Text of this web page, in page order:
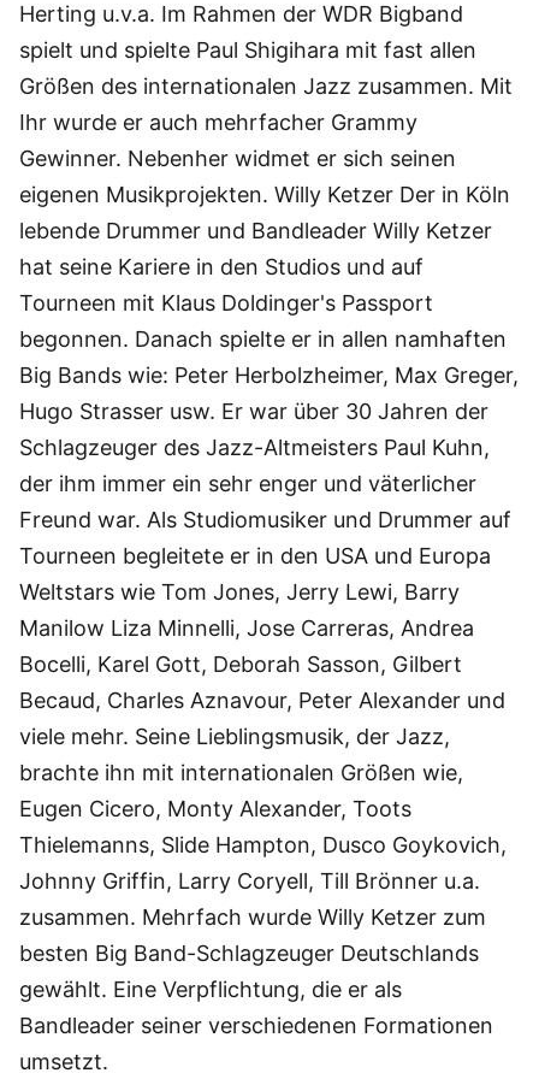
Herting u.v.a. Im Rahmen der WDR Bigband
spielt und spielte Paul Shigihara mit fast allen
Größen des internationalen Jazz zusammen. Mit
Ihr wurde er auch mehrfacher Grammy
Gewinner. Nebenher widmet er sich seinen
eigenen Musikprojekten. Willy Ketzer Der in Köln
lebende Drummer und Bandleader Willy Ketzer
hat seine Kariere in den Studios und auf
Tourneen mit Klaus Doldinger's Passport
begonnen. Danach spielte er in allen namhaften
Big Bands wie: Peter Herbolzheimer, Max Greger,
Hugo Strasser usw. Er war über 30 Jahren der
Schlagzeuger des Jazz-Altmeisters Paul Kuhn,
der ihm immer ein sehr enger und väterlicher
Freund war. Als Studiomusiker und Drummer auf
Tourneen begleitete er in den USA und Europa
Weltstars wie Tom Jones, Jerry Lewi, Barry
Manilow Liza Minnelli, Jose Carreras, Andrea
Bocelli, Karel Gott, Deborah Sasson, Gilbert
Becaud, Charles Aznavour, Peter Alexander und
viele mehr. Seine Lieblingsmusik, der Jazz,
brachte ihn mit internationalen Größen wie,
Eugen Cicero, Monty Alexander, Toots
Thielemanns, Slide Hampton, Dusco Goykovich,
Johnny Griffin, Larry Coryell, Till Brönner u.a.
zusammen. Mehrfach wurde Willy Ketzer zum
besten Big Band-Schlagzeuger Deutschlands
gewählt. Eine Verpflichtung, die er als
Bandleader seiner verschiedenen Formationen
umsetzt.